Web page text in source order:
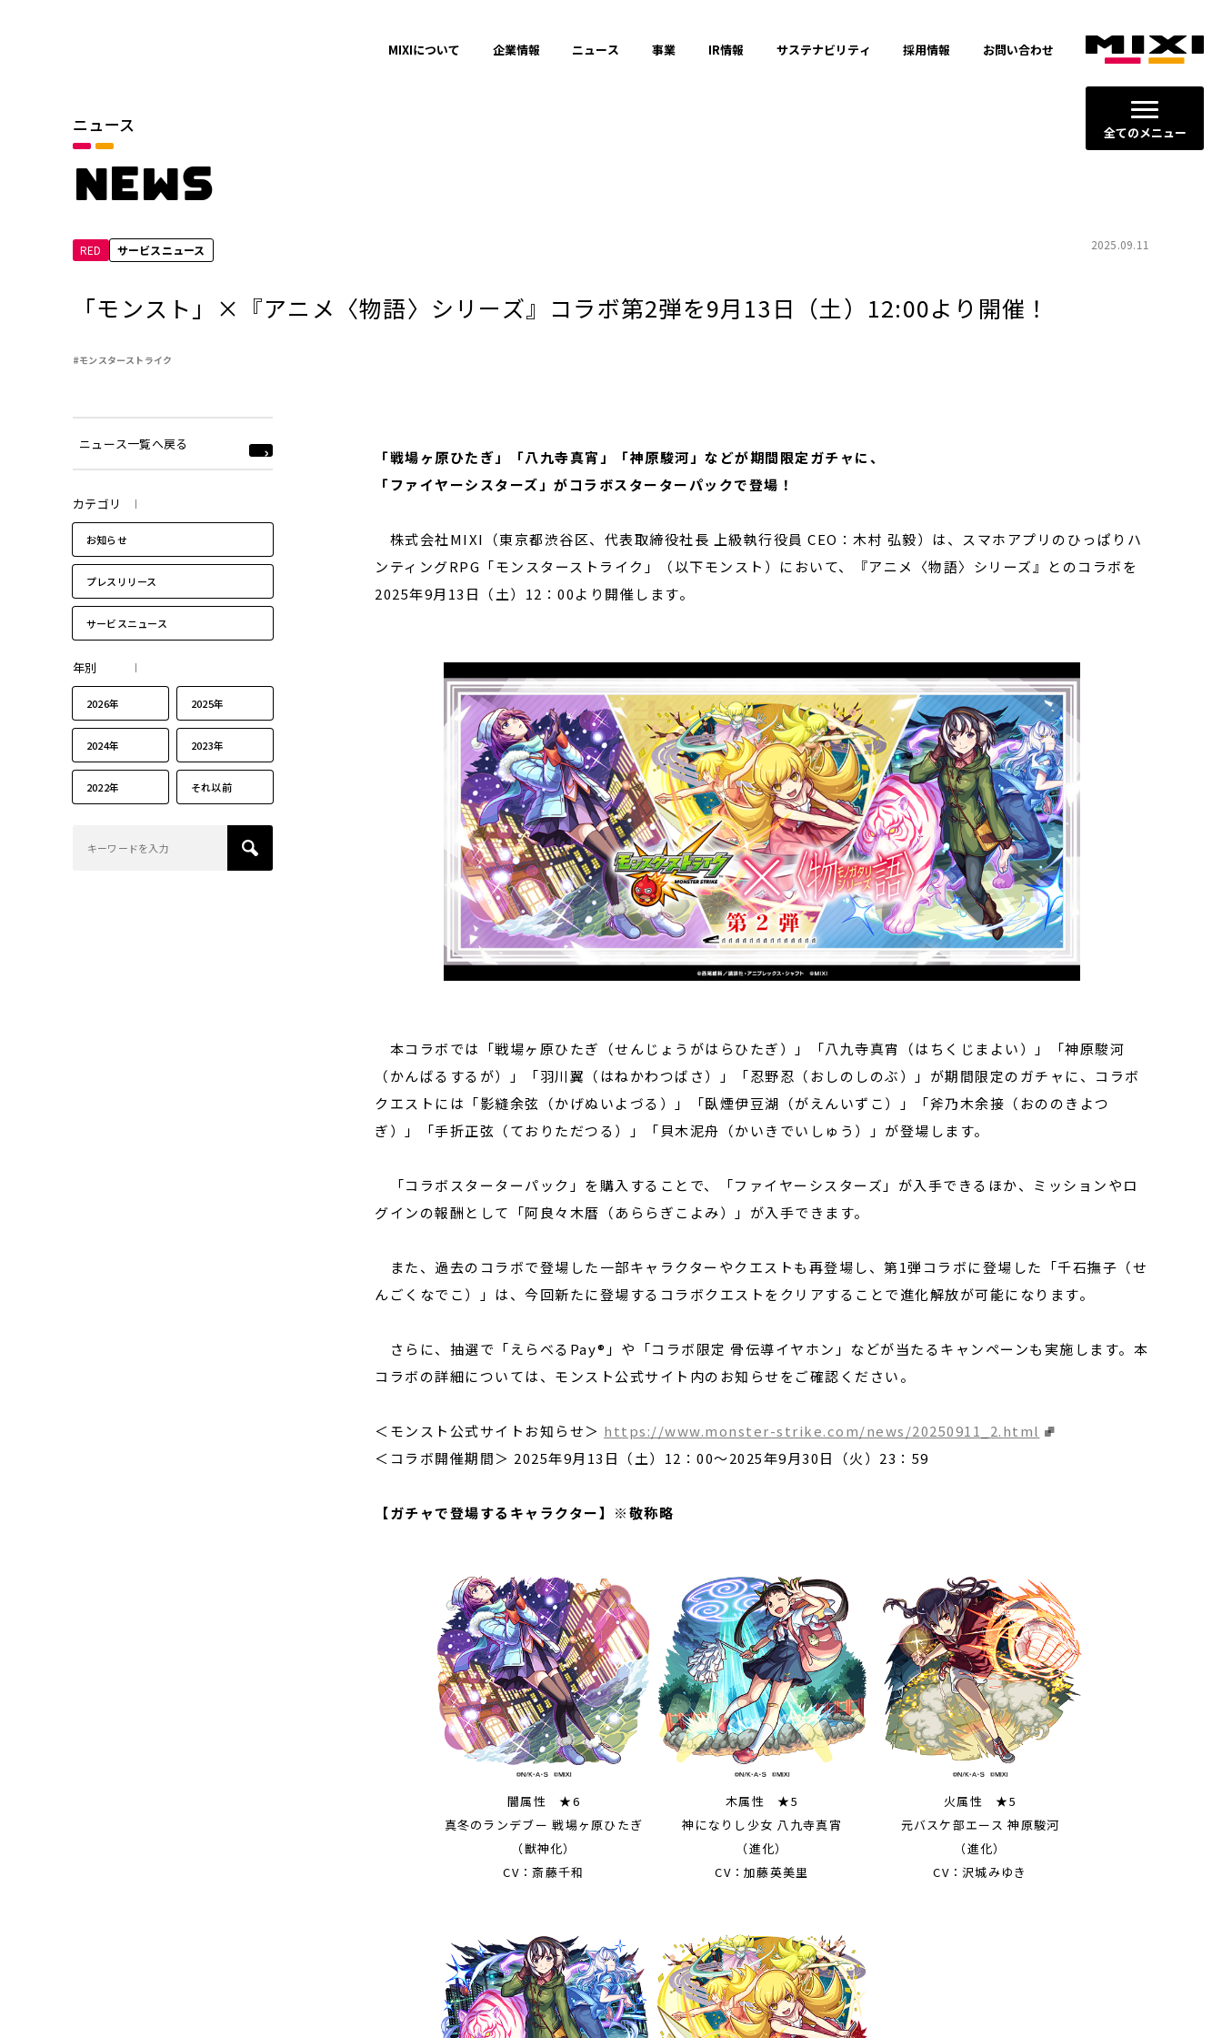
全てのメニュー
MIXIについて 企業情報 ニュース 事業 IR情報 サステナビリティ 採用情報 お問い合わせ
ニュース
NEWS
RED サービスニュース 2025.09.11
「モンスト」×『アニメ〈物語〉シリーズ』コラボ第2弾を9月13日（土）12:00より開催！
#モンスターストライク
ニュース一覧へ戻る
カテゴリ
お知らせ
プレスリリース
サービスニュース
年別
2026年 2025年
2024年 2023年
2022年 それ以前
「戦場ヶ原ひたぎ」「八九寺真宵」「神原駿河」などが期間限定ガチャに、
「ファイヤーシスターズ」がコラボスターターパックで登場！
株式会社MIXI（東京都渋谷区、代表取締役社長 上級執行役員 CEO：木村 弘毅）は、スマホアプリのひっぱりハ
ンティングRPG「モンスターストライク」（以下モンスト）において、『アニメ〈物語〉シリーズ』とのコラボを
2025年9月13日（土）12：00より開催します。
本コラボでは「戦場ヶ原ひたぎ（せんじょうがはらひたぎ）」「八九寺真宵（はちくじまよい）」「神原駿河
（かんばるするが）」「羽川翼（はねかわつばさ）」「忍野忍（おしのしのぶ）」が期間限定のガチャに、コラボ
クエストには「影縫余弦（かげぬいよづる）」「臥煙伊豆湖（がえんいずこ）」「斧乃木余接（おののきよつ
ぎ）」「手折正弦（ておりただつる）」「貝木泥舟（かいきでいしゅう）」が登場します。
「コラボスターターパック」を購入することで、「ファイヤーシスターズ」が入手できるほか、ミッションやロ
グインの報酬として「阿良々木暦（あららぎこよみ）」が入手できます。
また、過去のコラボで登場した一部キャラクターやクエストも再登場し、第1弾コラボに登場した「千石撫子（せ
んごくなでこ）」は、今回新たに登場するコラボクエストをクリアすることで進化解放が可能になります。
さらに、抽選で「えらべるPay®」や「コラボ限定 骨伝導イヤホン」などが当たるキャンペーンも実施します。本
コラボの詳細については、モンスト公式サイト内のお知らせをご確認ください。
＜モンスト公式サイトお知らせ＞ https://www.monster-strike.com/news/20250911_2.html
＜コラボ開催期間＞ 2025年9月13日（土）12：00〜2025年9月30日（火）23：59
【ガチャで登場するキャラクター】※敬称略
闇属性 ★6
真冬のランデブー 戦場ヶ原ひたぎ
（獣神化）
CV：斎藤千和
木属性 ★5
神になりし少女 八九寺真宵
（進化）
CV：加藤英美里
火属性 ★5
元バスケ部エース 神原駿河
（進化）
CV：沢城みゆき
カテゴリ
サービスニュース
閉じる